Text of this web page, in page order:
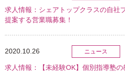
求人情報：シェアトップクラスの自社
提案する営業職募集！
2020.10.26 ニュース
求人情報：【未経験OK】個別指導塾